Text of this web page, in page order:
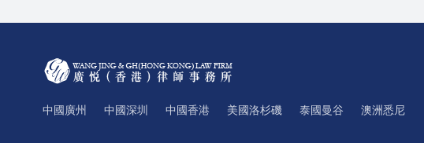
中國廣州 中國深圳 中國香港 美國洛杉磯 泰國曼谷 澳洲悉尼